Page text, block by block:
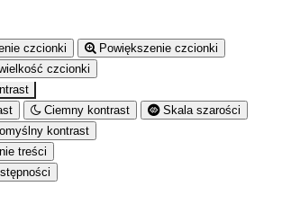
czcionki
Powiększenie czcionki
czcionki
Ciemny kontrast
Skala szarości
kontrast
treści